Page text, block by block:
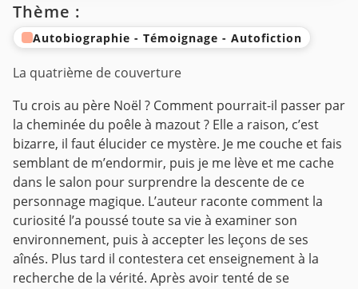
Thème :
Autobiographie - Témoignage - Autofiction
La quatrième de couverture
Tu crois au père Noël ? Comment pourrait-il passer par
la cheminée du poêle à mazout ? Elle a raison, c’est
bizarre, il faut élucider ce mystère. Je me couche et fais
semblant de m’endormir, puis je me lève et me cache
dans le salon pour surprendre la descente de ce
personnage magique. L’auteur raconte comment la
curiosité l’a poussé toute sa vie à examiner son
environnement, puis à accepter les leçons de ses
aînés. Plus tard il contestera cet enseignement à la
recherche de la vérité. Après avoir tenté de se